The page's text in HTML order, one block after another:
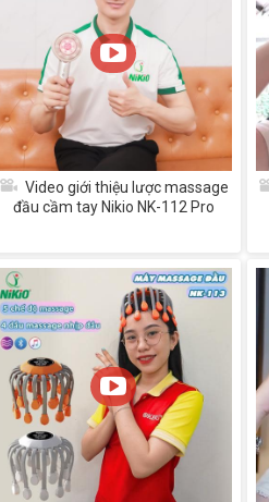
Video giới thiệu lược massage
đầu cầm tay Nikio NK-112 Pro